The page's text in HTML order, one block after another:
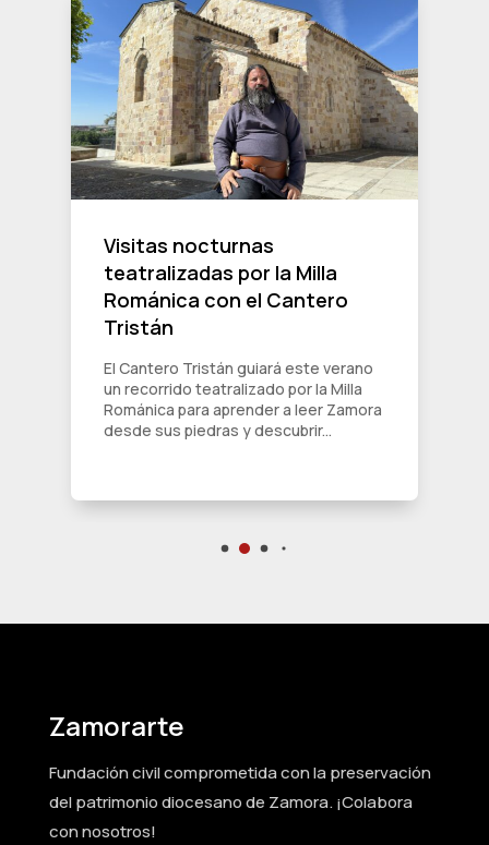
Visitas nocturnas
teatralizadas por la Milla
Románica con el Cantero
Tristán
El Cantero Tristán guiará este verano
un recorrido teatralizado por la Milla
Románica para aprender a leer Zamora
desde sus piedras y descubrir...
Zamorarte
Fundación civil comprometida con la preservación
del patrimonio diocesano de Zamora. ¡Colabora
con nosotros!